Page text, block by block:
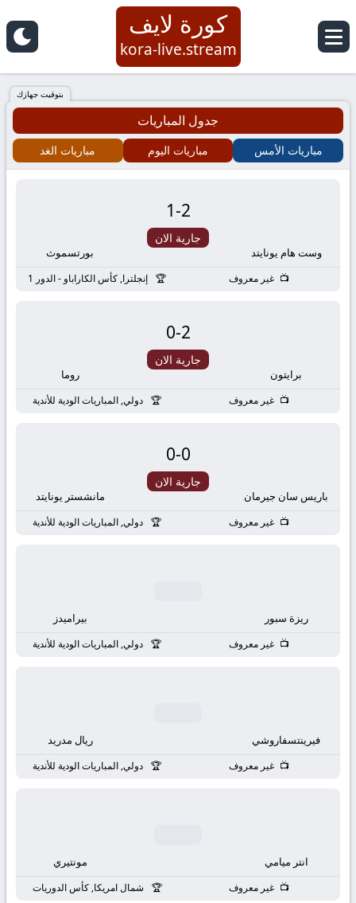
كورة
لايف
|
koora
مباريات
مباشر
live
كورة لايف
kora-live.stream
بتوقيت جهازك
جدول المباريات
مباريات الأمس مباريات اليوم مباريات الغد
وست هام يونايتد
2
-
1
جارية الان
بورتسموث
غير معروف إنجلترا, كأس الكاراباو - الدور 1
برايتون
2
-
0
جارية الان
روما
غير معروف دولي, المباريات الودية للأندية
باريس سان جيرمان
0
-
0
جارية الان
مانشستر يونايتد
غير معروف دولي, المباريات الودية للأندية
ريزة سبور بيراميدز
غير معروف دولي, المباريات الودية للأندية
فيرينتسفاروشي ريال مدريد
غير معروف دولي, المباريات الودية للأندية
انتر ميامي مونتيري
غير معروف شمال امريكا, كأس الدوريات